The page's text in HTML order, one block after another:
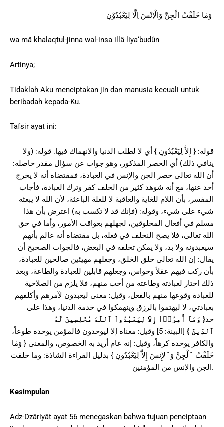
wa mâ khalaqtul-jinna wal-insa illâ liya‘budûn
Artinya;
Tidaklah Aku menciptakan jin dan manusia kecuali untuk
beribadah kepada-Ku.
Tafsir ayat ini:
قوله: { إِلاَّ لِيَعْبُدُونِ } أي لا لطلب الدنيا والانهماك فيها. قوله: (ولا
ينافي ذلك) أي الحصر المذكور، وهو جواب عن سؤال مقدر حاصله:
أن الله تعالى حصر الجن والإنس في العبادة، فمقتضاه أنه لا يخرج
أحد عنها، مع أنه شوهد كثير من الخلف كفر وترك العبادة، فأجاب
المفسر، بأن اللام للغاية والعاقبة لا للعلة الباعثة، لأن الله لا يبعثه
شيء على شيء، وقوله: (فإنك قد لا تكسب به) اعترض بأن هذا
مسلم في أفعال المخلوقين، لجهلهم بعواقب الأمور، وأما في حق
الله تعالى، فلا يصح النخلف في فعله، بل مقتضاه أنه عالم بأنهم
سيعبدونه ولا بد، ولا يمكن تخلفه في البعض، فالجواب الصحيح أن
يقال: إن الله تعالى خلق الخلق، وجعلهم مهيئين صالحين للعبادة،
بأن ركب فيهم عقلاً وحواس، وجعلهم قابلين للعبادة والطاعة، وبعد
ذلك اختار لعبادته وطاعته من أحب منهم، فلا يلزم من الصلاحية
للعبادة وقوعها منهم بالفعل، وقيل: معنى ليعبدون لآمرهم وأكلفهم
بعبادتي، لا ليهتموا بالرزق وينهمكوا في خدمة الدنيا، وهذا على
حد{ وَمَآ أُمِرُوۤاْ إِلاَّ لِيَعْبُدُواْ ٱللَّهَ مُخْلِصِينَ لَهُ
ٱلدِّينَ }
[البينة: 5] وقيل: معناه إلا ليوحدون فالمؤمن يوحده طوعاً،
والكافر يوحده كرهاً، وقيل: إنه عام أريد به الخصوص، والمعنى { وَمَا
خَلَقْتُ ٱلْجِنَّ وَٱلإِنسَ إِلاَّ لِيَعْبُدُونِ } بدليل القراءة الشاذة: وما خلقت
الجن والإنس من المؤمنين.
Kesimpulan
Adz-Dzāriyāt ayat 56 menegaskan bahwa tujuan penciptaan